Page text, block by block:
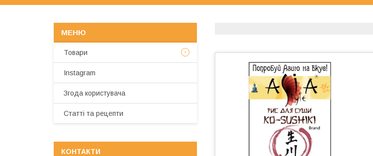
Товари
Instagram
Згода користувача
Статті та рецепти
КОНТАКТИ